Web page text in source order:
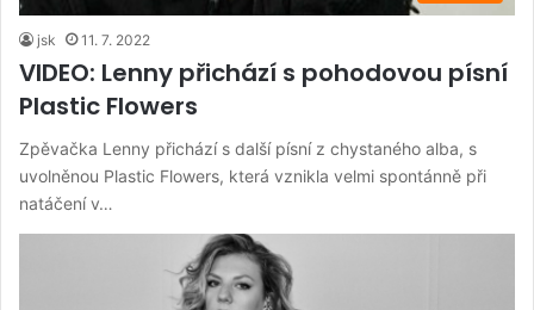
jsk 11. 7. 2022
VIDEO: Lenny přichází s pohodovou písní
Plastic Flowers
Zpěvačka Lenny přichází s další písní z chystaného alba, s
uvolněnou Plastic Flowers, která vznikla velmi spontánně při
natáčení v…